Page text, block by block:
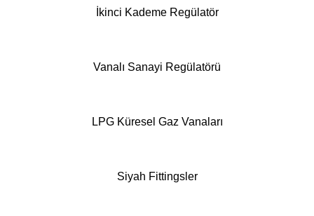
İkinci Kademe Regülatör
Vanalı Sanayi Regülatörü
LPG Küresel Gaz Vanaları
Siyah Fittingsler